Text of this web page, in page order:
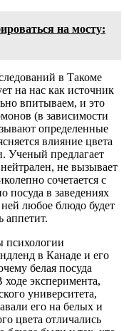
на мосту:
в Такоме
на нас как источник
впитываем, и это
(в зависимости
определенные
влияние цвета
Ученый предлагает
не вызывает
сочетается с
в заведениях
любое блюдо будет
аппетит.
психологии
в Канаде и его
белая посуда
ходе эксперимента,
университета,
его на белых и
цвета отличались